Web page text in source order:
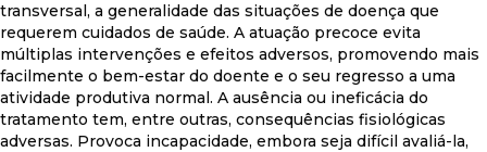
transversal, a generalidade das situações de doença que
requerem cuidados de saúde. A atuação precoce evita
múltiplas intervenções e efeitos adversos, promovendo mais
facilmente o bem-estar do doente e o seu regresso a uma
atividade produtiva normal. A ausência ou ineficácia do
tratamento tem, entre outras, consequências fisiológicas
adversas. Provoca incapacidade, embora seja difícil avaliá-la,